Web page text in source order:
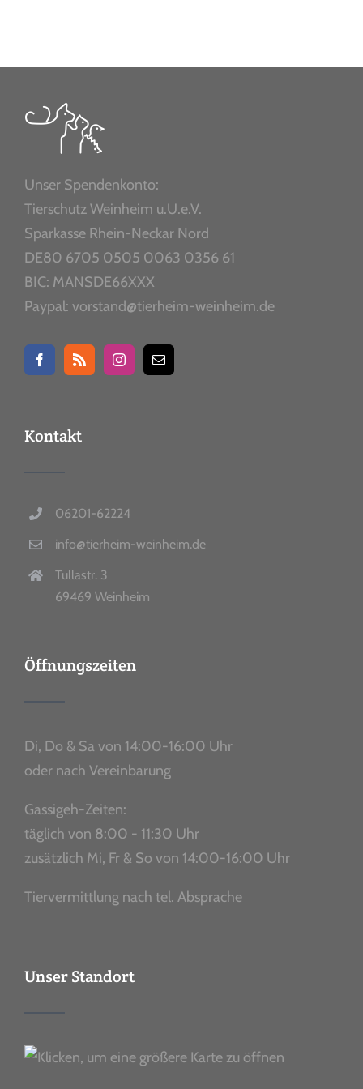
Unser Spendenkonto:
Tierschutz Weinheim u.U.e.V.
Sparkasse Rhein-Neckar Nord
DE80 6705 0505 0063 0356 61
BIC: MANSDE66XXX
Paypal: vorstand@tierheim-weinheim.de
Kontakt
06201-62224
info@tierheim-weinheim.de
Tullastr. 3
69469 Weinheim
Öffnungszeiten
Di, Do & Sa von 14:00-16:00 Uhr
oder nach Vereinbarung
Gassigeh-Zeiten:
täglich von 8:00 - 11:30 Uhr
zusätzlich Mi, Fr & So von 14:00-16:00 Uhr
Tiervermittlung nach tel. Absprache
Unser Standort